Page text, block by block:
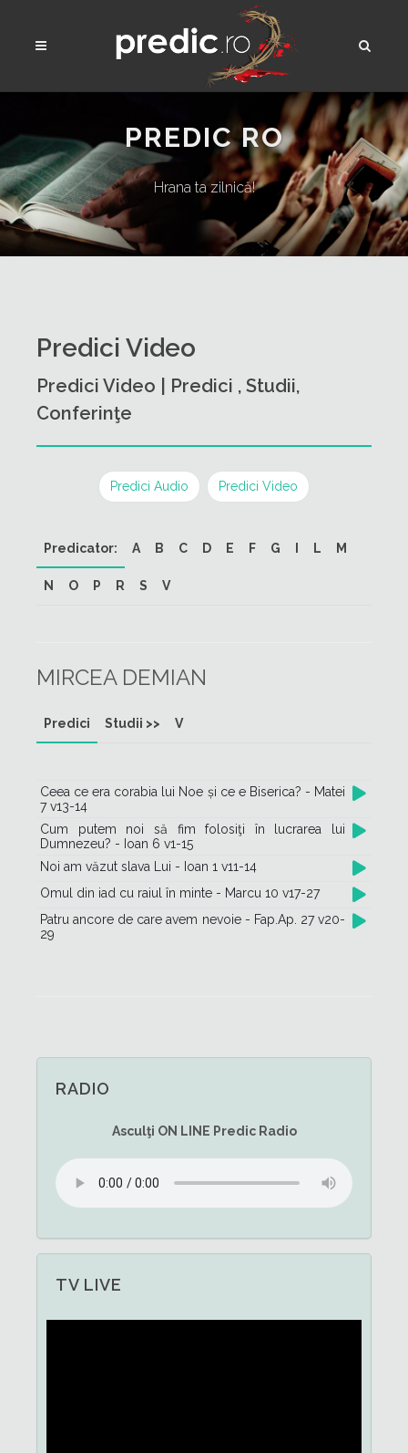
PREDIC RO
Hrana ta zilnică!
Predici Video
Predici Video | Predici , Studii,
Conferinţe
Predici Audio Predici Video
Predicator: A B C D E F G L M
N O P R S V
MIRCEA DEMIAN
Predici Studii >> V
Ceea ce era corabia lui Noe și ce e Biserica? - Matei
7 v13-14
Cum putem noi să fim folosiţi în lucrarea lui
Dumnezeu? - Ioan 6 v1-15
Noi am văzut slava Lui - Ioan 1 v11-14
Omul din iad cu raiul în minte - Marcu 10 v17-27
Patru ancore de care avem nevoie - Fap.Ap. 27 v20-
29
RADIO
Asculţi ON LINE Predic Radio
TV LIVE